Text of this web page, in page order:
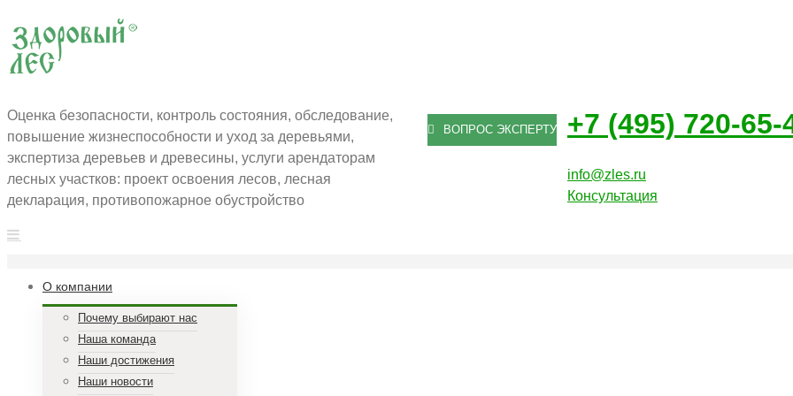
Оценка безопасности, контроль состояния, обследование,
повышение жизнеспособности и уход за деревьями,
экспертиза деревьев и древесины, услуги арендаторам
лесных участков: проект освоения лесов, лесная
декларация, противопожарное обустройство
ВОПРОС ЭКСПЕРТУ +7 (495) 720-65-
info@zles.ru
Консультация
О компании
Почему выбирают нас
Наша команда
Наши достижения
Наши новости